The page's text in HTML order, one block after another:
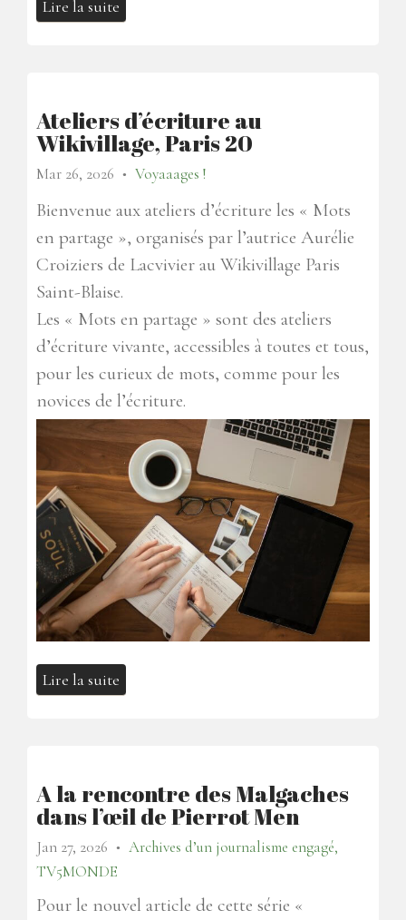
Lire la suite
Ateliers d’écriture au
Wikivillage, Paris 20
Mar 26, 2026 ● Voyaaages !
Bienvenue aux ateliers d’écriture les « Mots
en partage », organisés par l’autrice Aurélie
Croiziers de Lacvivier au Wikivillage Paris
Saint-Blaise.
Les « Mots en partage » sont des ateliers
d’écriture vivante, accessibles à toutes et tous,
pour les curieux de mots, comme pour les
novices de l’écriture.
Lire la suite
A la rencontre des Malgaches
dans l’œil de Pierrot Men
Jan 27, 2026 ●
Archives d’un journalisme engagé,
TV5MONDE
Pour le nouvel article de cette série «